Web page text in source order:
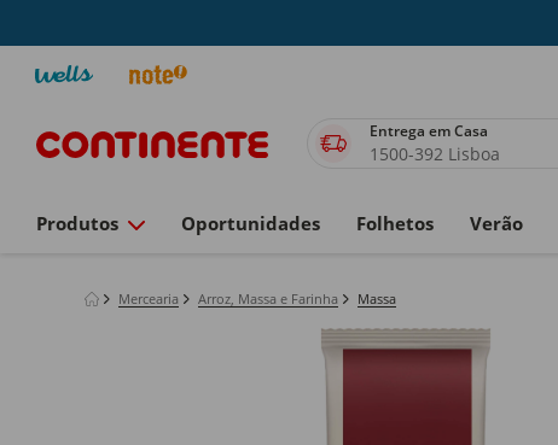
Entrega em Casa
1500-392 Lisboa
Produtos Oportunidades Folhetos Verão
Mercearia Arroz, Massa e Farinha Massa